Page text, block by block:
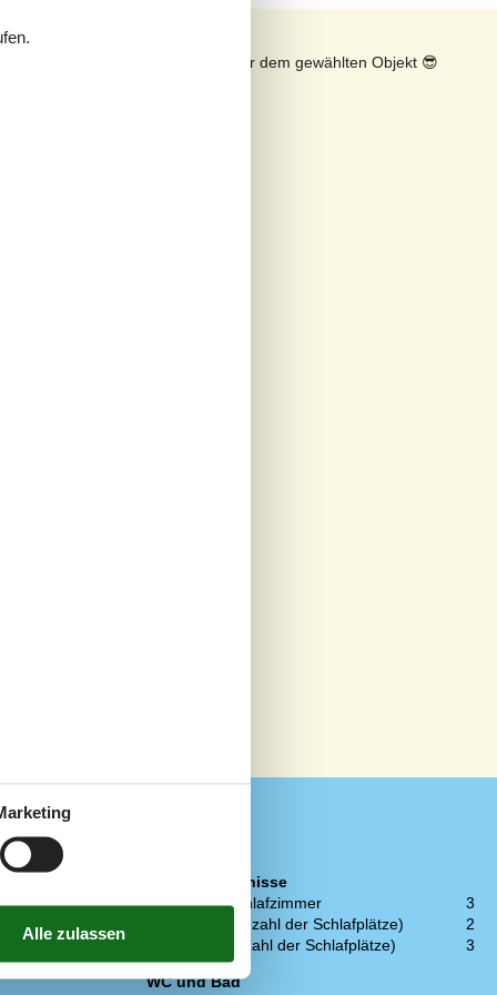
Sonnenstand über dem gewählten Objekt 😎
4
1
1
Schlafverhältnisse
Anzahl der Schlafzimmer
3
Doppelbett (Anzahl der Schlafplätze)
2
Einzelbett (Anzahl der Schlafplätze)
3
WC und Bad